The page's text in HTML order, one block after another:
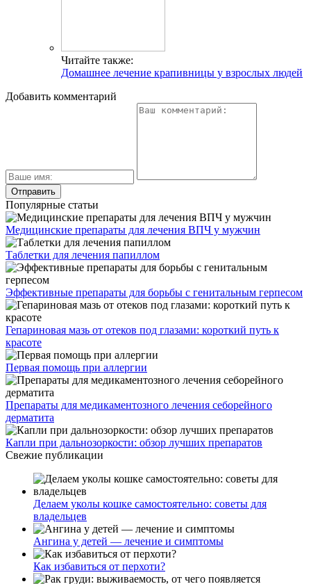
Читайте также:
Домашнее лечение крапивницы у взрослых людей
Добавить комментарий
Популярные статьи
Медицинские препараты для лечения ВПЧ у мужчин
Таблетки для лечения папиллом
Эффективные препараты для борьбы с генитальным герпесом
Гепариновая мазь от отеков под глазами: короткий путь к
красоте
Первая помощь при аллергии
Препараты для медикаментозного лечения себорейного
дерматита
Капли при дальнозоркости: обзор лучших препаратов
Свежие публикации
Делаем уколы кошке самостоятельно: советы для
владельцев
Ангина у детей — лечение и симптомы
Как избавиться от перхоти?